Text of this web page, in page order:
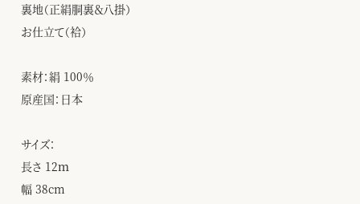
裏地（正絹胴裏＆八掛）
お仕立て（袷）
素材：絹 100％
原産国：日本
サイズ：
長さ 12ｍ
幅 38cm